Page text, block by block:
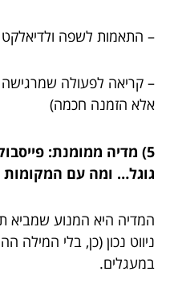
– התאמות לשפה
– קריאה לפעולה
אלא הזמנה חכמה)
5) מדיה ממומנת:
גוגל… ומה עם
המדיה היא המנוע שמביא
ניווט נכון (כן, בלי המילה
במעגלים.